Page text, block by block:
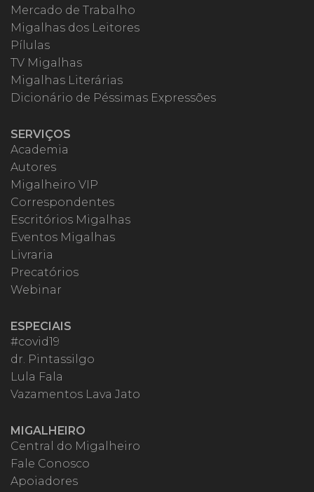
Mercado de Trabalho
Migalhas dos Leitores
Pílulas
TV Migalhas
Migalhas Literárias
Dicionário de Péssimas Expressões
SERVIÇOS
Academia
Autores
Migalheiro VIP
Correspondentes
Escritórios Migalhas
Eventos Migalhas
Livraria
Precatórios
Webinar
ESPECIAIS
#covid19
dr. Pintassilgo
Lula Fala
Vazamentos Lava Jato
MIGALHEIRO
Central do Migalheiro
Fale Conosco
Apoiadores